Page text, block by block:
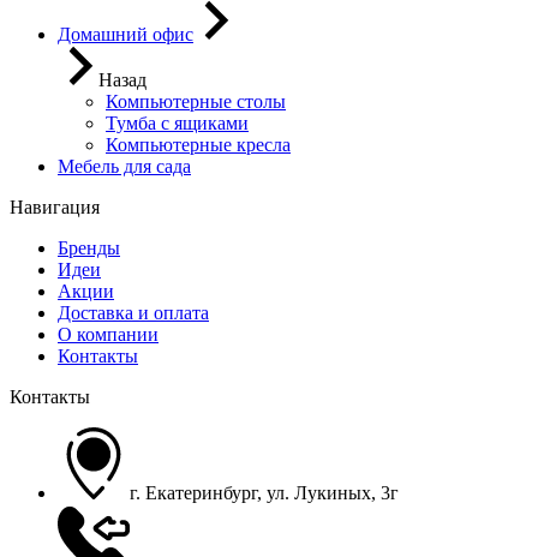
Домашний офис
Назад
Компьютерные столы
Тумба с ящиками
Компьютерные кресла
Мебель для сада
Навигация
Бренды
Идеи
Акции
Доставка и оплата
О компании
Контакты
Контакты
г. Екатеринбург, ул. Лукиных, 3г